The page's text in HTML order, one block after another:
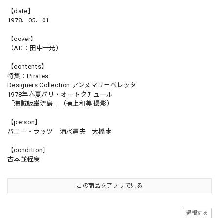
【date】
1978．05．01
【cover】
（AD：田中一光）
【contents】
特集：Pirates
Designers Collection アンヌマリーベレッタ
1978年春夏パリ・オートクチュール
「海賊版巌流島」（操上和美 撮影）
【person】
バニー・ラッツ 清水達夫 大橋歩
【condition】
古本並程度
この商品をアプリで見る
通報する